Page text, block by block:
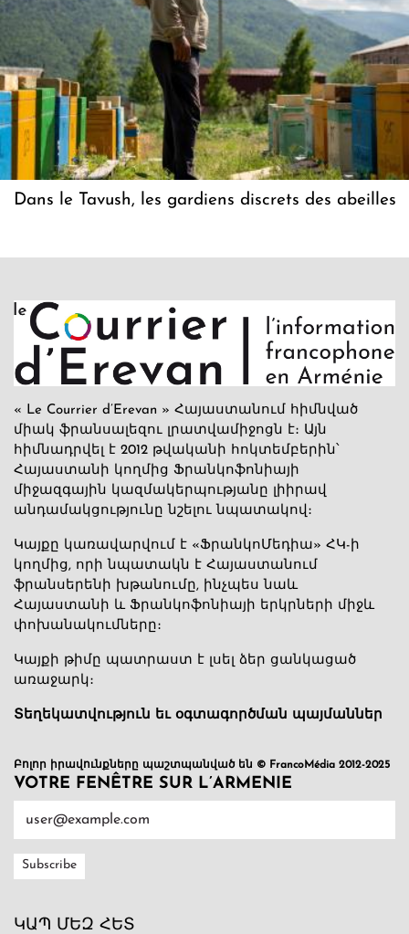
Dans le Tavush, les gardiens discrets des abeilles
« Le Courrier d’Erevan » Հայաստանում հիմնված
միակ ֆրանսալեզու լրատվամիջոցն է։ Այն
հիմնադրվել է 2012 թվականի հոկտեմբերին՝
Հայաստանի կողմից Ֆրանկոֆոնիայի
միջազգային կազմակերպությանը լիիրավ
անդամակցությունը նշելու նպատակով։
Կայքը կառավարվում է «ՖրանկոՄեդիա» ՀԿ-ի
կողմից, որի նպատակն է Հայաստանում
ֆրանսերենի խթանումը, ինչպես նաև
Հայաստանի և Ֆրանկոֆոնիայի երկրների միջև
փոխանակումները։
Կայքի թիմը պատրաստ է լսել ձեր ցանկացած
առաջարկ։
Տեղեկատվություն եւ օգտագործման պայմաններ
Բոլոր իրավունքները պաշտպանված են © FrancoMédia 2012-2025
VOTRE FENÊTRE SUR L’ARMENIE
ԿԱՊ ՄԵԶ ՀԵՏ